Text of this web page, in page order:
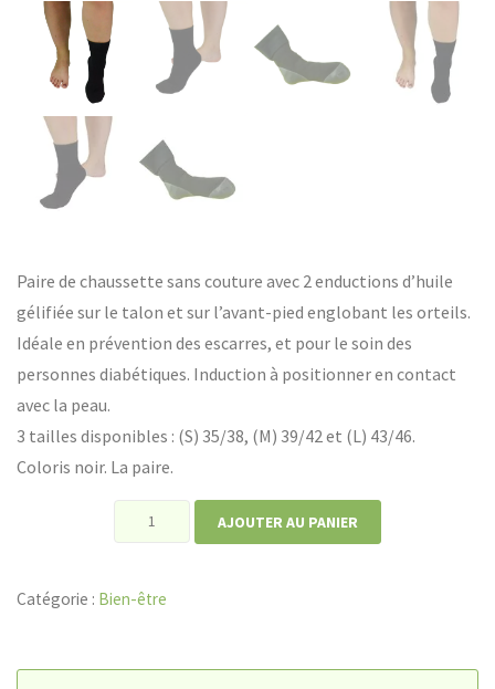
Paire de chaussette sans couture avec 2 enductions d’huile
gélifiée sur le talon et sur l’avant-pied englobant les orteils.
Idéale en prévention des escarres, et pour le soin des
personnes diabétiques. Induction à positionner en contact
avec la peau.
3 tailles disponibles : (S) 35/38, (M) 39/42 et (L) 43/46.
Coloris noir. La paire.
quantité
de
AJOUTER AU PANIER
Catégorie : Bien-être